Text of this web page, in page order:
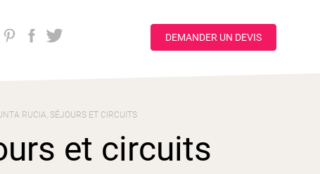
DEMANDER UN DEVIS
RUCIA, SÉJOURS ET CIRCUITS
et circuits